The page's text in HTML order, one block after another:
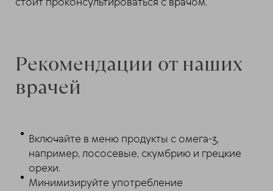
стоит проконсультироваться с врачом.
Рекомендации от наших
врачей
Включайте в меню продукты с омега-3,
например, лососевые, скумбрию и грецкие
орехи.
Минимизируйте употребление